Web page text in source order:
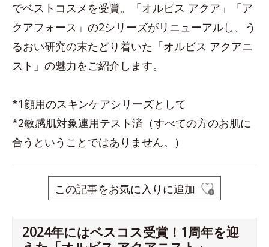
でベストコスメを受賞。「オルビス アクア」「ア
クアフォース」の2シリーズがリニューアルし、う
るおい研究の末たどり着いた「オルビス アクアニ
スト」の魅力をご紹介します。
*1顔用のスキンケアシリーズとして
*2敏感肌対象連用テスト済（すべての方のお肌に
合うということではありません。）
この記事をお気に入りに追加
2024年にはベスコス受賞！1周年を迎